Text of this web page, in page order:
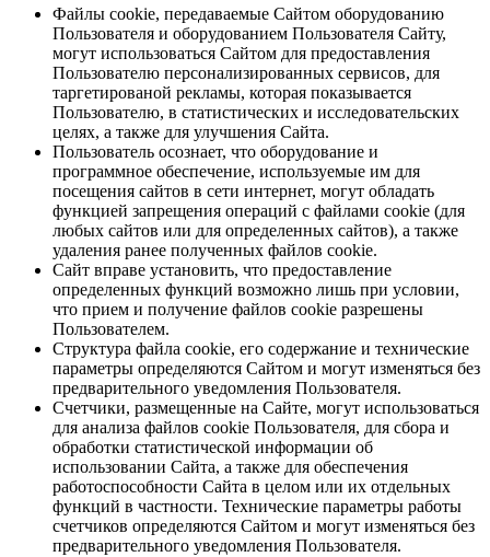
Файлы cookie, передаваемые Сайтом оборудованию
Пользователя и оборудованием Пользователя Сайту,
могут использоваться Сайтом для предоставления
Пользователю персонализированных сервисов, для
таргетированой рекламы, которая показывается
Пользователю, в статистических и исследовательских
целях, а также для улучшения Сайта.
Пользователь осознает, что оборудование и
программное обеспечение, используемые им для
посещения сайтов в сети интернет, могут обладать
функцией запрещения операций с файлами cookie (для
любых сайтов или для определенных сайтов), а также
удаления ранее полученных файлов cookie.
Сайт вправе установить, что предоставление
определенных функций возможно лишь при условии,
что прием и получение файлов cookie разрешены
Пользователем.
Структура файла cookie, его содержание и технические
параметры определяются Сайтом и могут изменяться без
предварительного уведомления Пользователя.
Счетчики, размещенные на Сайте, могут использоваться
для анализа файлов cookie Пользователя, для сбора и
обработки статистической информации об
использовании Сайта, а также для обеспечения
работоспособности Сайта в целом или их отдельных
функций в частности. Технические параметры работы
счетчиков определяются Сайтом и могут изменяться без
предварительного уведомления Пользователя.